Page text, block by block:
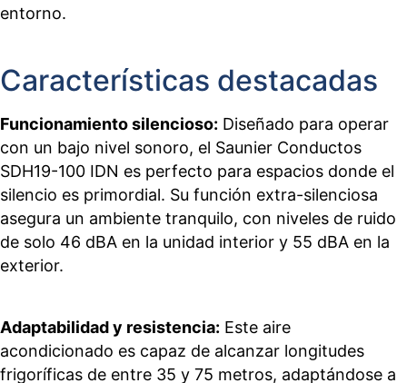
entorno.
Características destacadas
Funcionamiento silencioso: Diseñado para operar
con un bajo nivel sonoro, el Saunier Conductos
SDH19-100 IDN es perfecto para espacios donde el
silencio es primordial. Su función extra-silenciosa
asegura un ambiente tranquilo, con niveles de ruido
de solo 46 dBA en la unidad interior y 55 dBA en la
exterior.
Adaptabilidad y resistencia: Este aire
acondicionado es capaz de alcanzar longitudes
frigoríficas de entre 35 y 75 metros, adaptándose a